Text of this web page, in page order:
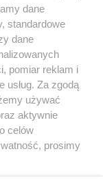
z portali
sięz nami
dane
standardowe
dane
pomiar reklam i
usług. Za zgodą
używać
aktywnie
celów
prosimy